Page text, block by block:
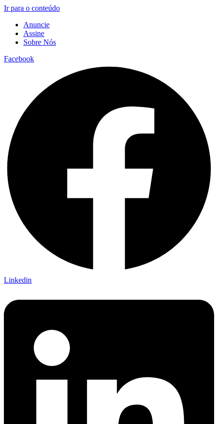
Ir para o conteúdo
Anuncie
Assine
Sobre Nós
Facebook
Linkedin